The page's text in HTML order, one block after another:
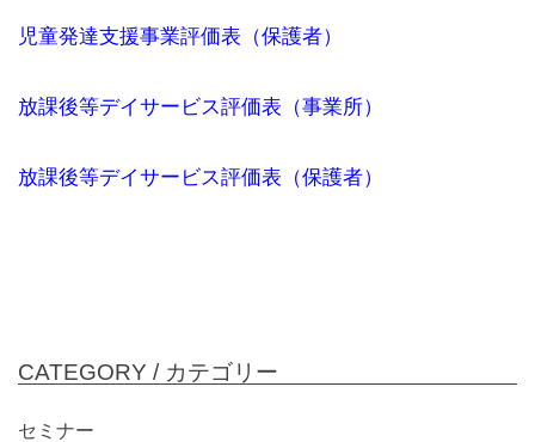
児童発達支援事業評価表（保護者）
放課後等デイサービス評価表（事業所）
放課後等デイサービス評価表（保護者）
CATEGORY / カテゴリー
セミナー